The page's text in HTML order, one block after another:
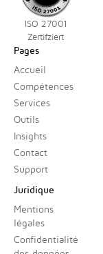
ISO 27001
Zertifziert
Pages
Accueil
Compétences
Services
Outils
Insights
Contact
Support
Juridique
Mentions
légales
Confidentialité